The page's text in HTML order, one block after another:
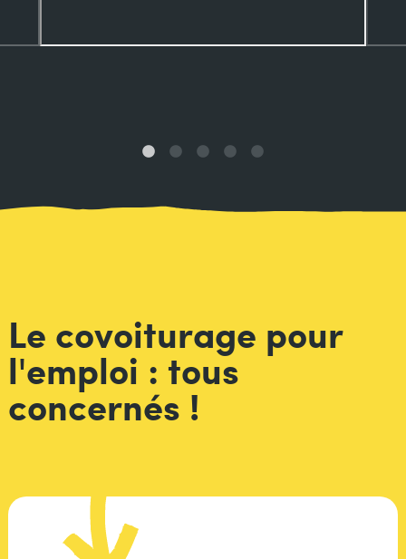
Le covoiturage pour
l'emploi : tous
concernés !